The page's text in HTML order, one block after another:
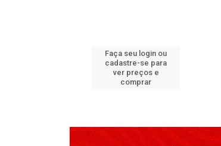
Faça seu login ou
cadastre-se para
ver preços e
comprar